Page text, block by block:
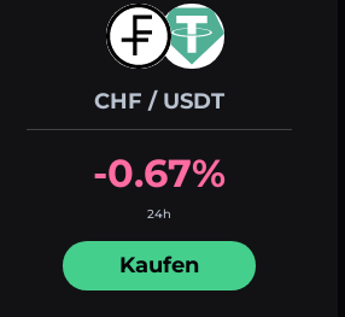
CHF / USDT
-0.67%
24h
Kaufen